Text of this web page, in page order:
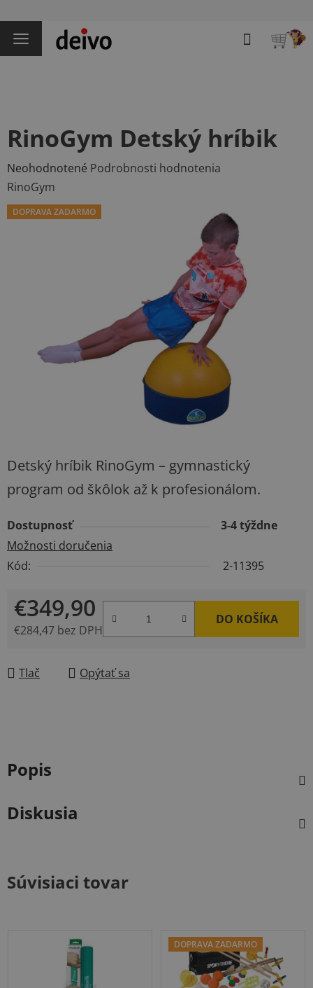
na
obsah
Hľadať
Detský hríbik RinoGym – gymnastický
program od škôlok až k profesionálom.
Dostupnosť
3-4 týždne
Možnosti doručenia
Kód:
2-11395
€349,90
€284,47 bez DPH
DO KOŠÍKA
Tlač Opýtať sa
RinoGym Detský hríbik
Priemerné
hodnotenie
produktu
je
Neohodnotené Podrobnosti hodnotenia
RinoGym
DOPRAVA ZADARMO
Popis
Diskusia
Súvisiaci tovar
DOPRAVA ZADARMO